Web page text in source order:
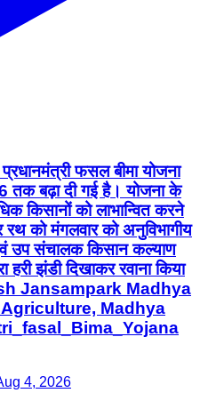
फसल बीमा योजना
तक बढ़ा दी गई है। योजना के
किसानों को लाभान्वित करने
को मंगलवार को अनुविभागीय
उप संचालक किसान कल्याण
हरी झंडी दिखाकर रवाना किया
Jansampark Madhya
Madhya
4, 2026